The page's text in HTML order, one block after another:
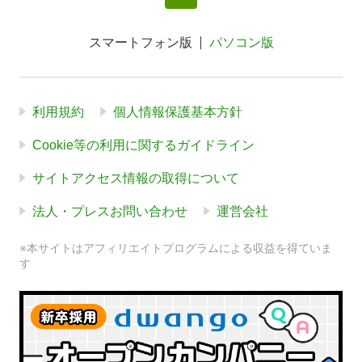
スマートフォン版 パソコン版
利用規約 個人情報保護基本方針
Cookie等の利用に関するガイドライン
サイトアクセス情報の取得について
法人・プレスお問い合わせ 運営会社
※本サイトはアフィリエイトプログラムによる収益を得ていま
す